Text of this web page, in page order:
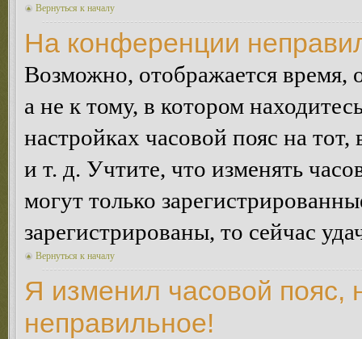
Вернуться к началу
На конференции
Возможно, отображается время,
а не к тому, в котором
настройках часовой пояс на
и т. д. Учтите, что изменять
могут только
зарегистрированы, то сейчас
Вернуться к началу
Я изменил часовой пояс,
неправильное!